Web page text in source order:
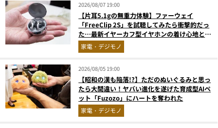
2026/08/07 19:00
【片耳5.1gの無重力体験】ファーウェイ
「FreeClip 2S」を試聴してみたら衝撃的だっ
た…最新イヤーカフ型イヤホンの着け心地とAI
技術に感動
家電・デジモノ
2026/08/05 19:00
【昭和の漢も陥落!?】ただのぬいぐるみと思っ
たら大間違い！ヤバい進化を遂げた育成型AIペ
ット「Fuzozo」にハートを奪われた
家電・デジモノ